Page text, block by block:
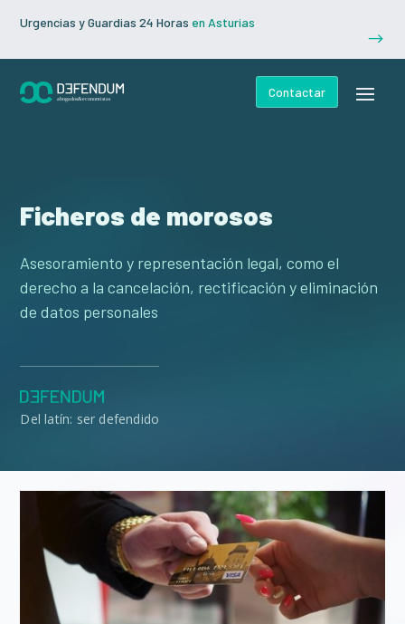
Urgencias y Guardias 24 Horas en Asturias
$
Contactar
Ficheros de morosos
Asesoramiento y representación legal, como el
derecho a la cancelación, rectificación y eliminación
de datos personales
Del latín: ser defendido